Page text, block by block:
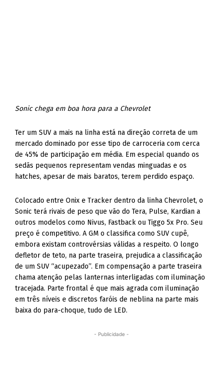
Sonic chega em boa hora para a Chevrolet
Ter um SUV a mais na linha está na direção correta de um
mercado dominado por esse tipo de carroceria com cerca
de 45% de participação em média. Em especial quando os
sedãs pequenos representam vendas minguadas e os
hatches, apesar de mais baratos, terem perdido espaço.
Colocado entre Onix e Tracker dentro da linha Chevrolet, o
Sonic terá rivais de peso que vão do Tera, Pulse, Kardian a
outros modelos como Nivus, Fastback ou Tiggo 5x Pro. Seu
preço é competitivo. A GM o classifica como SUV cupê,
embora existam controvérsias válidas a respeito. O longo
defletor de teto, na parte traseira, prejudica a classificação
de um SUV “acupezado”. Em compensação a parte traseira
chama atenção pelas lanternas interligadas com iluminação
tracejada. Parte frontal é que mais agrada com iluminação
em três níveis e discretos faróis de neblina na parte mais
baixa do para-choque, tudo de LED.
- Publicidade -